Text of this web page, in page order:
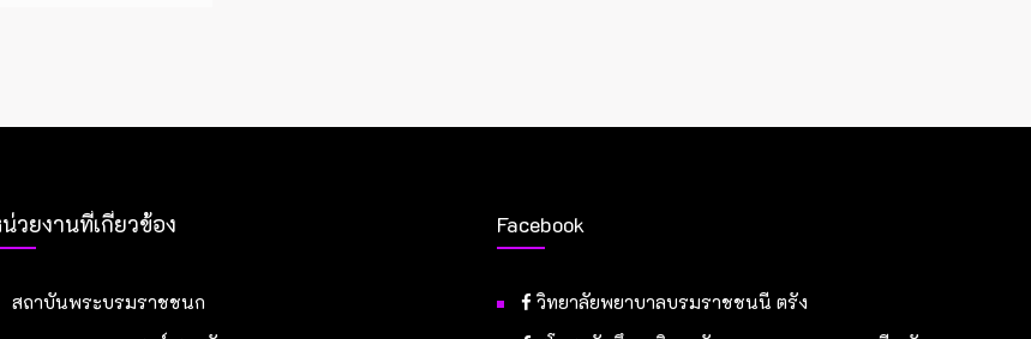
วยงานที่เกี่ยวข้อง
สถาบันพระบรมราชชนก
Facebook
วิทยาลัยพยาบาลบรมราชชนนี ตรัง